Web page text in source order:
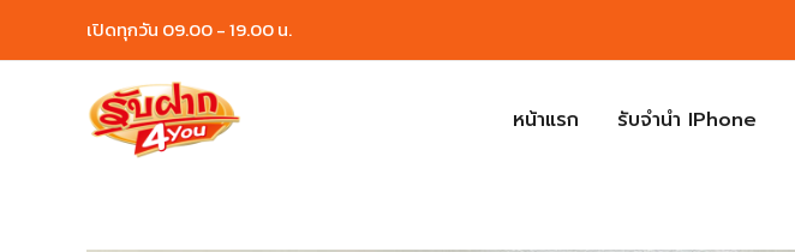
เปิดทุกวัน 09.00 - 19.00 น.
หน้าแรก รับจำนำ IPhone